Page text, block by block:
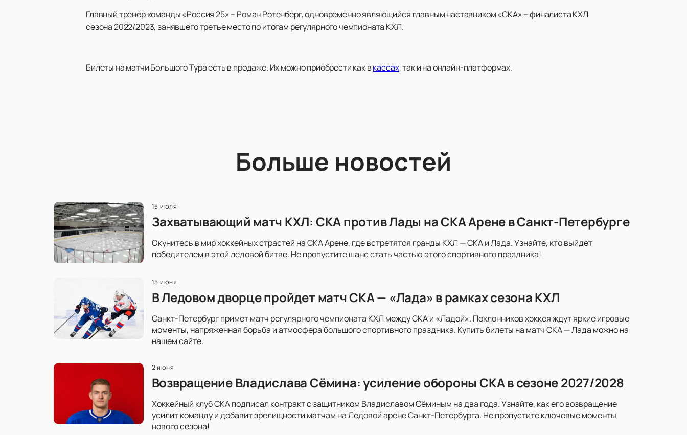
Главный тренер команды «Россия 25» – Роман Ротенберг, одновременно являющийся главным наставником «СКА» – финалиста КХЛ
сезона 2022/2023, занявшего третье место по итогам регулярного чемпионата КХЛ.
Билеты на матчи Большого Тура есть в продаже. Их можно приобрести как вкассах, так и на онлайн-платформах.
Больше новостей
15 июля
Захватывающий матч КХЛ: СКА против Лады на СКА Арене в Санкт-Петербурге
Окунитесь в мир хоккейных страстей на СКА Арене, где встретятся гранды КХЛ — СКА и Лада. Узнайте, кто выйдет
победителем в этой ледовой битве. Не пропустите шанс стать частью этого спортивного праздника!
15 июня
В Ледовом дворце пройдет матч СКА — «Лада» в рамках сезона КХЛ
Санкт-Петербург примет матч регулярного чемпионата КХЛ между СКА и «Ладой». Поклонников хоккея ждут яркие игровые
моменты, напряженная борьба и атмосфера большого спортивного праздника. Купить билеты на матч СКА — Лада можно на
нашем сайте.
2 июня
Возвращение Владислава Сёмина: усиление обороны СКА в сезоне 2027/2028
Хоккейный клуб СКА подписал контракт с защитником Владиславом Сёминым на два года. Узнайте, как его возвращение
усилит команду и добавит зрелищности матчам на Ледовой арене Санкт-Петербурга. Не пропустите ключевые моменты
нового сезона!